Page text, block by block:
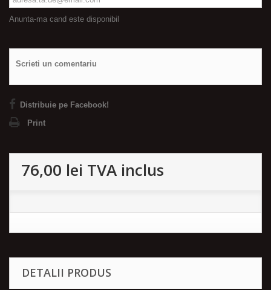
Anunta-ma cand este disponibil
Scrieti un comentariu
Distribuie pe Facebook!
Print
76,00 lei TVA inclus
DETALII PRODUS